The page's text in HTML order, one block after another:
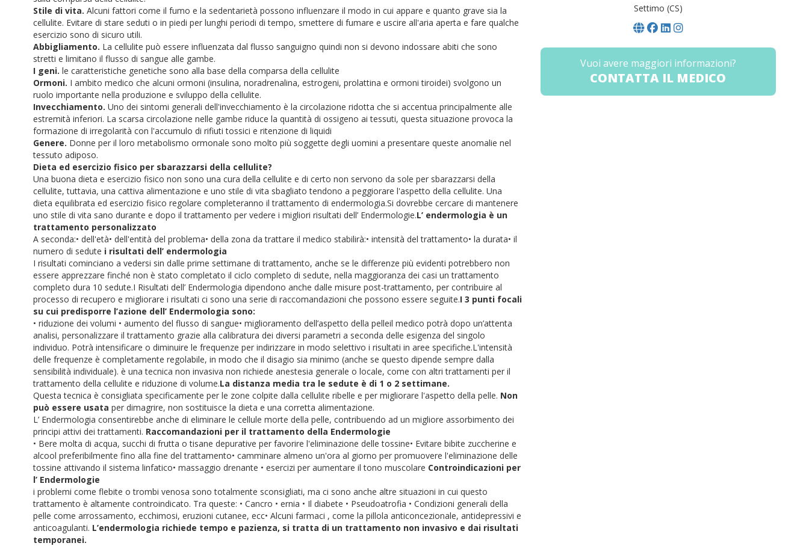
Stile di vita. Alcuni fattori come il fumo e la sedentarietà possono influenzare il modo in cui appare e quanto grave sia la
cellulite. Evitare di stare seduti o in piedi per lunghi periodi di tempo, smettere di fumare e uscire all'aria aperta e fare qualche
esercizio sono di sicuro utili.
Abbigliamento. La cellulite può essere influenzata dal flusso sanguigno quindi non si devono indossare abiti che sono
stretti e limitano il flusso di sangue alle gambe.
I geni. le caratteristiche genetiche sono alla base della comparsa della cellulite
Ormoni. I ambito medico che alcuni ormoni (insulina, noradrenalina, estrogeni, prolattina e ormoni tiroidei) svolgono un
ruolo importante nella produzione e sviluppo della cellulite.
Invecchiamento. Uno dei sintomi generali dell'invecchiamento è la circolazione ridotta che si accentua principalmente alle
estremità inferiori. La scarsa circolazione nelle gambe riduce la quantità di ossigeno ai tessuti, questa situazione provoca la
formazione di irregolarità con l'accumulo di rifiuti tossici e ritenzione di liquidi
Genere. Donne per il loro metabolismo ormonale sono molto più soggette degli uomini a presentare queste anomalie nel
tessuto adiposo.
Dieta ed esercizio fisico per sbarazzarsi della cellulite?
Una buona dieta e esercizio fisico non sono una cura della cellulite e di certo non servono da sole per sbarazzarsi della
cellulite, tuttavia, una cattiva alimentazione e uno stile di vita sbagliato tendono a peggiorare l'aspetto della cellulite. Una
dieta equilibrata ed esercizio fisico regolare completeranno il trattamento di endermologia.Si dovrebbe cercare di mantenere
uno stile di vita sano durante e dopo il trattamento per vedere i migliori risultati dell’ Endermologie.L’ endermologia è un
trattamento personalizzato
A seconda:• dell'età• dell'entità del problema• della zona da trattare il medico stabilirà:• intensità del trattamento• la durata• il
numero di sedute i risultati dell’ endermologia
I risultati cominciano a vedersi sin dalle prime settimane di trattamento, anche se le differenze più evidenti potrebbero non
essere apprezzare finché non è stato completato il ciclo completo di sedute, nella maggioranza dei casi un trattamento
completo dura 10 sedute.I Risultati dell’ Endermologia dipendono anche dalle misure post-trattamento, per contribuire al
processo di recupero e migliorare i risultati ci sono una serie di raccomandazioni che possono essere seguite.I 3 punti focali
su cui predisporre l’azione dell’ Endermologia sono:
• riduzione dei volumi • aumento del flusso di sangue• miglioramento dell’aspetto della pelleil medico potrà dopo un’attenta
analisi, personalizzare il trattamento grazie alla calibratura dei diversi parametri a seconda delle esigenza del singolo
individuo. Potrà intensificare o diminuire le frequenze per indirizzare in modo selettivo i risultati in aree specifiche.L'intensità
delle frequenze è completamente regolabile, in modo che il disagio sia minimo (anche se questo dipende sempre dalla
sensibilità individuale). è una tecnica non invasiva non richiede anestesia generale o locale, come con altri trattamenti per il
trattamento della cellulite e riduzione di volume.La distanza media tra le sedute è di 1 o 2 settimane.
Questa tecnica è consigliata specificamente per le zone colpite dalla cellulite ribelle e per migliorare l'aspetto della pelle. Non
può essere usata per dimagrire, non sostituisce la dieta e una corretta alimentazione.
L’ Endermologia consentirebbe anche di eliminare le cellule morte della pelle, contribuendo ad un migliore assorbimento dei
principi attivi dei trattamenti. Raccomandazioni per il trattamento della Endermologie
• Bere molta di acqua, succhi di frutta o tisane depurative per favorire l'eliminazione delle tossine• Evitare bibite zuccherine e
alcool preferibilmente fino alla fine del trattamento• camminare almeno un'ora al giorno per promuovere l'eliminazione delle
tossine attivando il sistema linfatico• massaggio drenante • esercizi per aumentare il tono muscolare Controindicazioni per
l’ Endermologie
i problemi come flebite o trombi venosa sono totalmente sconsigliati, ma ci sono anche altre situazioni in cui questo
trattamento è altamente controindicato. Tra queste: • Cancro • ernia • Il diabete • Pseudoatrofia • Condizioni generali della
pelle come arrossamento, ecchimosi, eruzioni cutanee, ecc• Alcuni farmaci , come la pillola anticoncezionale, antidepressivi e
anticoagulanti. L’endermologia richiede tempo e pazienza, si tratta di un trattamento non invasivo e dai risultati
temporanei.
Settimo (CS)
Vuoi avere maggiori informazioni?
CONTATTA IL MEDICO